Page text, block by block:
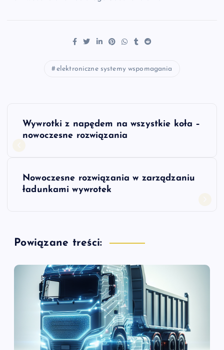
elektroniczne systemy wspomagania
N
a
c
Wywrotki z napędem na wszystkie koła –
nowoczesne rozwiązania
Nowoczesne rozwiązania w zarządzaniu
ładunkami wywrotek
Powiązane treści: